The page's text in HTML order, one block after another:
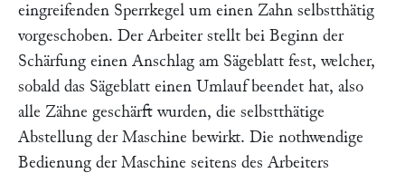
eingreifenden Sperrkegel um einen Zahn selbstthätig
vorgeschoben. Der Arbeiter stellt bei Beginn der
Schärfung einen Anschlag am Sägeblatt fest, welcher,
sobald das Sägeblatt einen Umlauf beendet hat, also
alle Zähne geschärft wurden, die selbstthätige
Abstellung der Maschine bewirkt. Die nothwendige
Bedienung der Maschine seitens des Arbeiters